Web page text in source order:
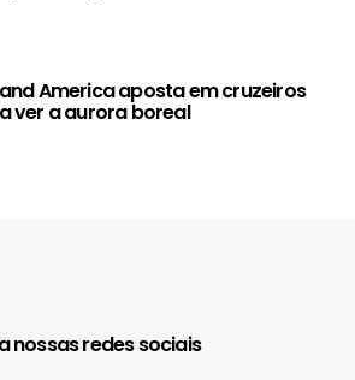
America aposta em cruzeiros
ver a aurora boreal
nossas redes sociais